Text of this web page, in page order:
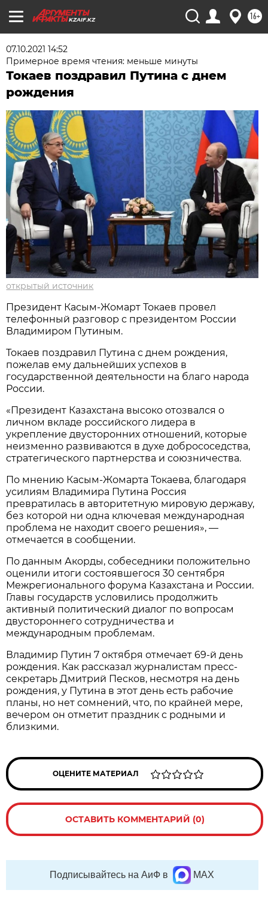
KZAIF.KZ 16+
07.10.2021 14:52
Примерное время чтения: меньше минуты
Токаев поздравил Путина с днем
рождения
открытый источник
Президент Касым-Жомарт Токаев провел
телефонный разговор с президентом России
Владимиром Путиным.
Токаев поздравил Путина с днем рождения,
пожелав ему дальнейших успехов в
государственной деятельности на благо народа
России.
«Президент Казахстана высоко отозвался о
личном вкладе российского лидера в
укрепление двусторонних отношений, которые
неизменно развиваются в духе добрососедства,
стратегического партнерства и союзничества.
По мнению Касым-Жомарта Токаева, благодаря
усилиям Владимира Путина Россия
превратилась в авторитетную мировую державу,
без которой ни одна ключевая международная
проблема не находит своего решения», —
отмечается в сообщении.
По данным Акорды, собеседники положительно
оценили итоги состоявшегося 30 сентября
Межрегионального форума Казахстана и России.
Главы государств условились продолжить
активный политический диалог по вопросам
двустороннего сотрудничества и
международным проблемам.
Владимир Путин 7 октября отмечает 69-й день
рождения. Как рассказал журналистам пресс-
секретарь Дмитрий Песков, несмотря на день
рождения, у Путина в этот день есть рабочие
планы, но нет сомнений, что, по крайней мере,
вечером он отметит праздник с родными и
близкими.
ОЦЕНИТЕ МАТЕРИАЛ
ОСТАВИТЬ КОММЕНТАРИЙ (0)
Подписывайтесь на АиФ в MAX